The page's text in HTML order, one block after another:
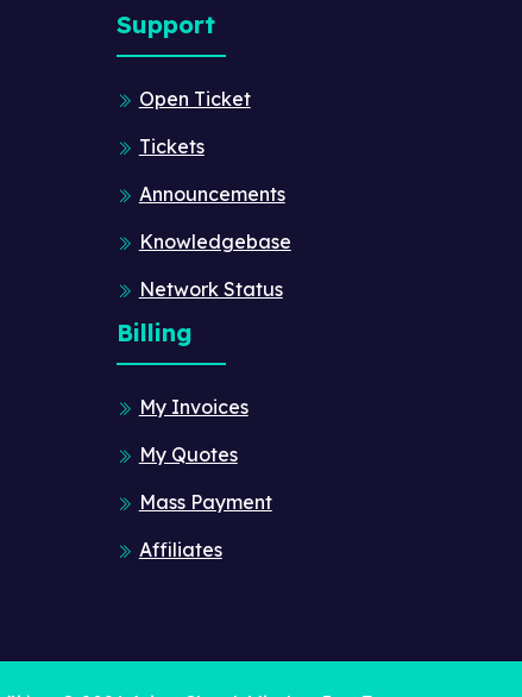
Support
Open Ticket
Tickets
Announcements
Knowledgebase
Network Status
Billing
My Invoices
My Quotes
Mass Payment
Affiliates